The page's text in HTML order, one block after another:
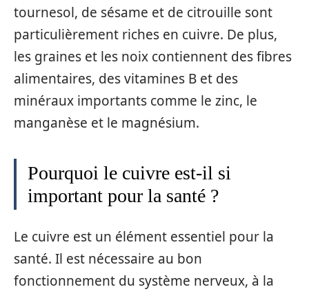
tournesol, de sésame et de citrouille sont
particulièrement riches en cuivre. De plus,
les graines et les noix contiennent des fibres
alimentaires, des vitamines B et des
minéraux importants comme le zinc, le
manganèse et le magnésium.
Pourquoi le cuivre est-il si
important pour la santé ?
Le cuivre est un élément essentiel pour la
santé. Il est nécessaire au bon
fonctionnement du système nerveux, à la